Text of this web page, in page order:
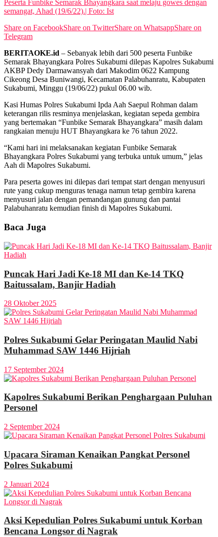
Peserta Funbike Semarak Bhayangkara saat melaju gowes dengan
semangat, Ahad (19/6/22).| Foto: Ist
Share on FacebookShare on TwitterShare on WhatsappShare on
Telegram
BERITAOKE.id – Sebanyak lebih dari 500 peserta Funbike
Semarak Bhayangkara Polres Sukabumi dilepas Kapolres Sukabumi
AKBP Dedy Darmawansyah dari Makodim 0622 Kampung
Cikeong Desa Buniwangi, Kecamatan Palabuhanratu, Kabupaten
Sukabumi, Minggu (19/06/22) pukul 06.00 wib.
Kasi Humas Polres Sukabumi Ipda Aah Saepul Rohman dalam
keterangan rilis resminya menjelaskan, kegiatan sepeda gembira
yang bertemakan “Funbike Semarak Bhayangkara” masih dalam
rangkaian menuju HUT Bhayangkara ke 76 tahun 2022.
“Kami hari ini melaksanakan kegiatan Funbike Semarak
Bhayangkara Polres Sukabumi yang terbuka untuk umum,” jelas
Aah di Mapolres Sukabumi.
Para peserta gowes ini dilepas dari tempat start dengan menyusuri
rute yang cukup menguras tenaga namun tetap gembira karena
menyusuri jalan dengan pemandangan gunung dan pantai
Palabuhanratu kemudian finish di Mapolres Sukabumi.
Baca Juga
Puncak Hari Jadi Ke-18 MI dan Ke-14 TKQ
Baitussalam, Banjir Hadiah
28 Oktober 2025
Polres Sukabumi Gelar Peringatan Maulid Nabi
Muhammad SAW 1446 Hijriah
17 September 2024
Kapolres Sukabumi Berikan Penghargaan Puluhan
Personel
2 September 2024
Upacara Siraman Kenaikan Pangkat Personel
Polres Sukabumi
2 Januari 2024
Aksi Kepedulian Polres Sukabumi untuk Korban
Bencana Longsor di Nagrak